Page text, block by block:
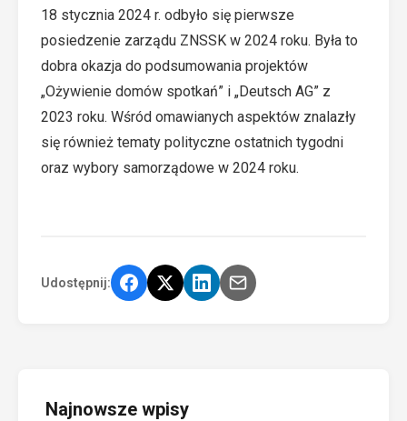
18 stycznia 2024 r. odbyło się pierwsze
posiedzenie zarządu ZNSSK w 2024 roku. Była to
dobra okazja do podsumowania projektów
„Ożywienie domów spotkań” i „Deutsch AG” z
2023 roku. Wśród omawianych aspektów znalazły
się również tematy polityczne ostatnich tygodni
oraz wybory samorządowe w 2024 roku.
Udostępnij:
Najnowsze wpisy